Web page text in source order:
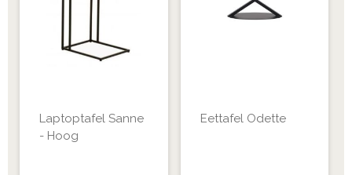
Laptoptafel Sanne
- Hoog
Eettafel Odette